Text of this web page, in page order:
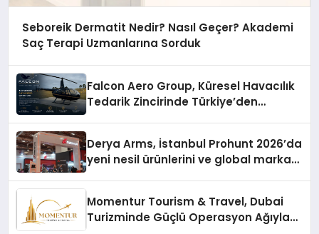
Seboreik Dermatit Nedir? Nasıl Geçer? Akademi
Saç Terapi Uzmanlarına Sorduk
Falcon Aero Group, Küresel Havacılık
Tedarik Zincirinde Türkiye’den
Derya Arms, İstanbul Prohunt 2026’da
yeni nesil ürünlerini ve global marka
Momentur Tourism & Travel, Dubai
Turizminde Güçlü Operasyon Ağıyla